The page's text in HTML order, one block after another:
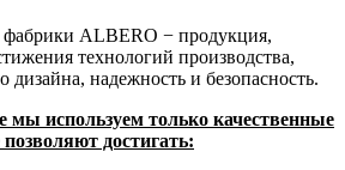
ALBERO − продукция,
технологий производства,
дизайна, надежность и безопасность.
мы используем только качественные
достигать: